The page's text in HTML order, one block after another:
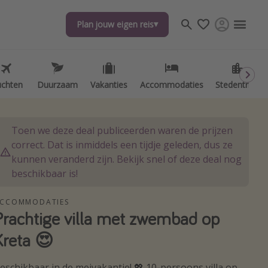
Plan jouw eigen reis
Duurzaam Vakanties Accommodaties Stedentrips
Plan jouw eigen reis
Duurzaam Vakanties Accommodaties Stedentrips
Toen we deze deal publiceerden waren de prijzen
correct. Dat is inmiddels een tijdje geleden, dus ze
kunnen veranderd zijn. Bekijk snel of deze deal nog
beschikbaar is!
villa met zwembad op
😍